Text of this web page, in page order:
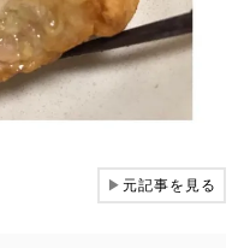
▶元記事を見る